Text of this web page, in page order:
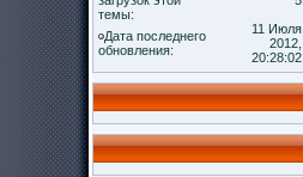
темы:
Дата последнего
обновления:
11 Июля
2012,
20:28:02